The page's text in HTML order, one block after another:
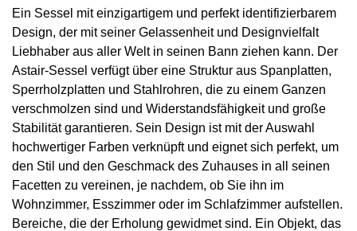
Ein Sessel mit einzigartigem und perfekt identifizierbarem
Design, der mit seiner Gelassenheit und Designvielfalt
Liebhaber aus aller Welt in seinen Bann ziehen kann. Der
Astair-Sessel verfügt über eine Struktur aus Spanplatten,
Sperrholzplatten und Stahlrohren, die zu einem Ganzen
verschmolzen sind und Widerstandsfähigkeit und große
Stabilität garantieren. Sein Design ist mit der Auswahl
hochwertiger Farben verknüpft und eignet sich perfekt, um
den Stil und den Geschmack des Zuhauses in all seinen
Facetten zu vereinen, je nachdem, ob Sie ihn im
Wohnzimmer, Esszimmer oder im Schlafzimmer aufstellen.
Bereiche, die der Erholung gewidmet sind. Ein Objekt, das